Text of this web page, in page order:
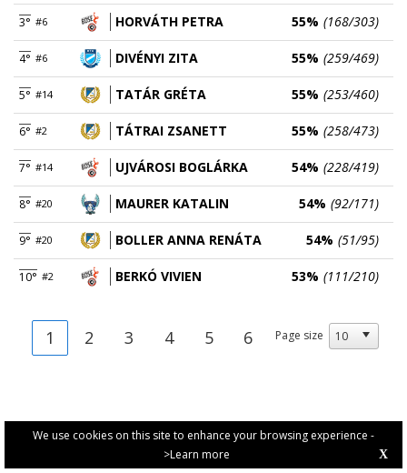
We use cookies on this site to enhance your browsing experience -
>Learn more
X
3° #6 HORVÁTH PETRA 55% (168/303)
4° #6 DIVÉNYI ZITA 55% (259/469)
5° #14 TATÁR GRÉTA 55% (253/460)
6° #2 TÁTRAI ZSANETT 55% (258/473)
7° #14 UJVÁROSI BOGLÁRKA 54% (228/419)
8° #20 MAURER KATALIN 54% (92/171)
9° #20 BOLLER ANNA RENÁTA 54% (51/95)
10° #2 BERKÓ VIVIEN 53% (111/210)
1 2 3 4 5 6 Page size